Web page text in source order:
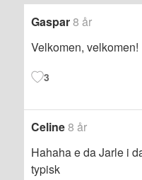
Gaspar8 år
Velkomen, velkomen!
3
Celine8 år
Hahaha e da Jarle i
typisk